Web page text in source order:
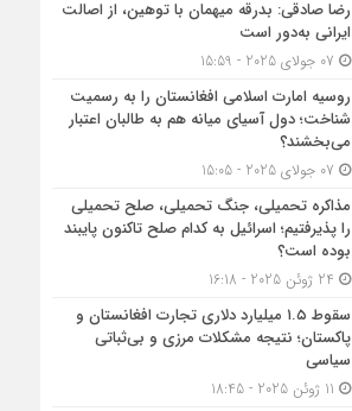
رضا صادقی: بدرقه میهمان با توهین، از اصالت
ایرانی به‌دور است
روسیه امارت اسلامی افغانستان را به رسمیت
شناخت؛ دول آسیای میانه هم به طالبان اعتبار
می‎‌بخشند؟
مذاکره تحمیلی، جنگ تحمیلی، صلح تحمیلی
را پذیرفتیم؛ اسرائیل به کدام صلح تاکنون پایبند
بوده است؟
سقوط ۱.۵ میلیارد دلاری تجارت افغانستان و
پاکستان؛ نتیجه مشکلات مرزی و بی‌ثباتی
سیاسی